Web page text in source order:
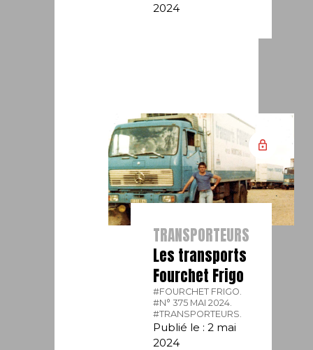
2024
TRANSPORTEURS
Les transports
Fourchet Frigo
#FOURCHET FRIGO.
#N° 375 MAI 2024.
#TRANSPORTEURS.
Publié le : 2 mai
2024